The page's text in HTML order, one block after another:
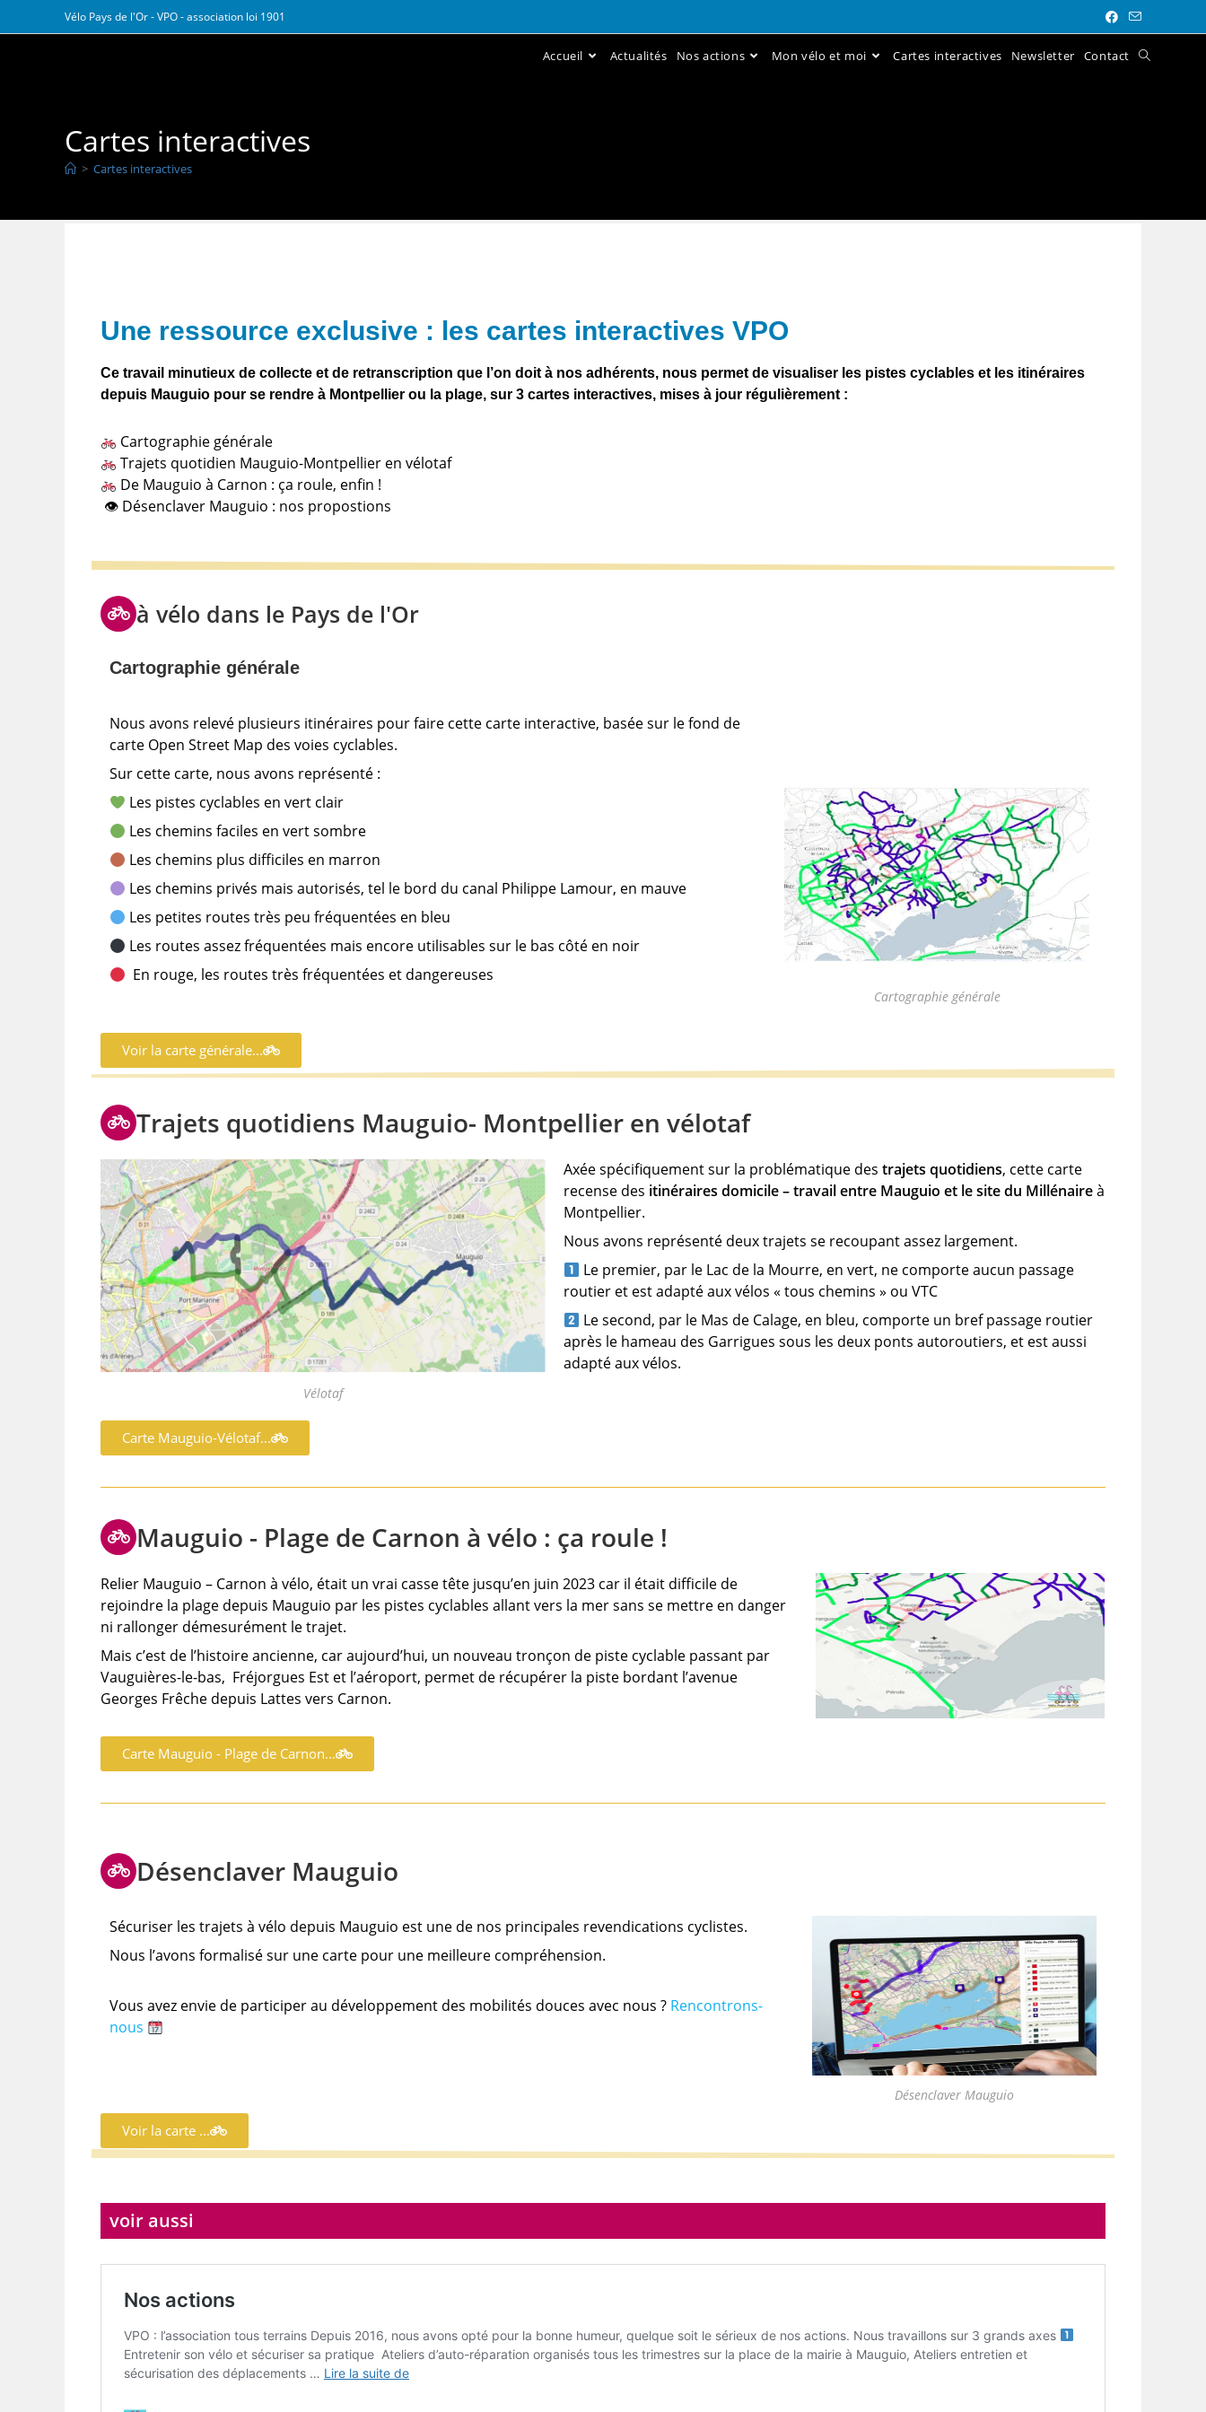
Vélo Pays de l'Or - VPO - association loi 1901
Accueil Actualités Nos actions Mon vélo et moi Cartes interactives Newsletter Contact
Cartes interactives
> Cartes interactives
Une ressource exclusive : les cartes interactives VPO
Ce travail minutieux de collecte et de retranscription que l’on doit à nos adhérents, nous permet de visualiser les pistes cyclables et les itinéraires
depuis Mauguio pour se rendre à Montpellier ou la plage, sur 3 cartes interactives, mises à jour régulièrement :
Cartographie générale
Trajets quotidien Mauguio-Montpellier en vélotaf
De Mauguio à Carnon : ça roule, enfin !
👁 Désenclaver Mauguio : nos propostions
à vélo dans le Pays de l'Or
Cartographie générale
Nous avons relevé plusieurs itinéraires pour faire cette carte interactive, basée sur le fond de
carte Open Street Map des voies cyclables.
Sur cette carte, nous avons représenté :
Les pistes cyclables en vert clair
Les chemins faciles en vert sombre
Les chemins plus difficiles en marron
Les chemins privés mais autorisés, tel le bord du canal Philippe Lamour, en mauve
Les petites routes très peu fréquentées en bleu
Les routes assez fréquentées mais encore utilisables sur le bas côté en noir
En rouge, les routes très fréquentées et dangereuses
Cartographie générale
Voir la carte générale...
Trajets quotidiens Mauguio- Montpellier en vélotaf
Vélotaf
Axée spécifiquement sur la problématique des trajets quotidiens, cette carte
recense des itinéraires domicile – travail entre Mauguio et le site du Millénaireà
Montpellier.
Nous avons représenté deux trajets se recoupant assez largement.
Le premier, par le Lac de la Mourre, en vert, ne comporte aucun passage
routier et est adapté aux vélos « tous chemins » ou VTC
Le second, par le Mas de Calage, en bleu, comporte un bref passage routier
après le hameau des Garrigues sous les deux ponts autoroutiers, et est aussi
adapté aux vélos.
Carte Mauguio-Vélotaf...
Mauguio - Plage de Carnon à vélo : ça roule !
Relier Mauguio – Carnon à vélo, était un vrai casse tête jusqu’en juin 2023 car il était difficile de
rejoindre la plage depuis Mauguio par les pistes cyclables allant vers la mer sans se mettre en danger
ni rallonger démesurément le trajet.
Mais c’est de l’histoire ancienne, car aujourd’hui, un nouveau tronçon de piste cyclable passant par
Vauguières-le-bas, Fréjorgues Est et l’aéroport, permet de récupérer la piste bordant l’avenue
Georges Frêche depuis Lattes vers Carnon.
Carte Mauguio - Plage de Carnon...
Désenclaver Mauguio
Sécuriser les trajets à vélo depuis Mauguio est une de nos principales revendications cyclistes.
Nous l’avons formalisé sur une carte pour une meilleure compréhension.
Vous avez envie de participer au développement des mobilités douces avec nous ? Rencontrons-
nous
Désenclaver Mauguio
Voir la carte ...
voir aussi